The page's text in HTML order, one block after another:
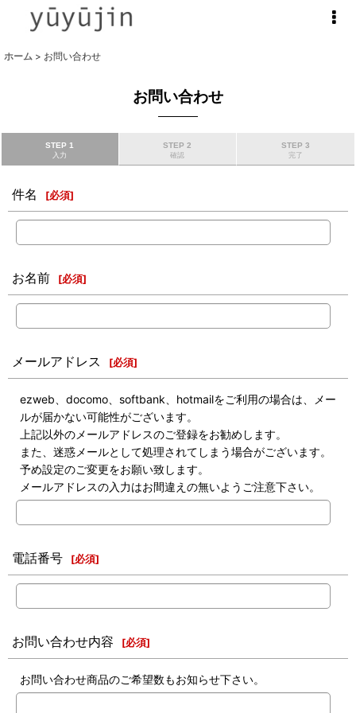
ホーム > お問い合わせ
お問い合わせ
STEP 1
入力
STEP 2
確認
STEP 3
完了
件名 [必須]
お名前 [必須]
メールアドレス [必須]
ezweb、docomo、softbank、hotmailをご利用の場合は、メー
ルが届かない可能性がございます。
上記以外のメールアドレスのご登録をお勧めします。
また、迷惑メールとして処理されてしまう場合がございます。
予め設定のご変更をお願い致します。
メールアドレスの入力はお間違えの無いようご注意下さい。
電話番号 [必須]
お問い合わせ内容 [必須]
お問い合わせ商品のご希望数もお知らせ下さい。